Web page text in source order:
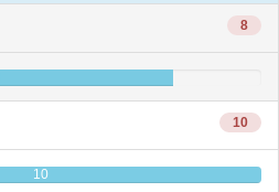
8
10
10